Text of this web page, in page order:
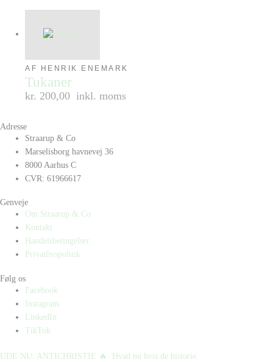
AF HENRIK ENEMARK
Tukaner
kr. 200,00 inkl. moms
Adresse
Straarup & Co
Marselisborg havnevej 36
8000 Aarhus C
CVR: 61966617
Genveje
Om Straarup & Co
Kontakt
Handelsbetingelser
Privatlivspolitik
Følg os
Facebook
Instagram
LinkedIn
TikTok
UDE NU: ANTICHRISTIE 🔥⁠ ⁠ Hvad nu hvis de historie